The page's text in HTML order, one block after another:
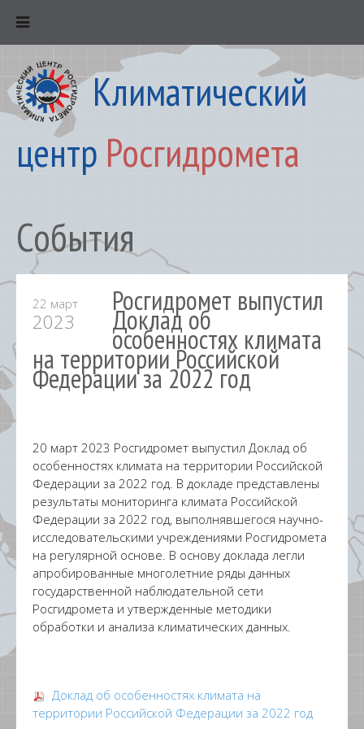
Климатический
центр Росгидромета
События
22 март
2023
Росгидромет выпустил
Доклад об
особенностях климата
на территории Российской
Федерации за 2022 год
20 март 2023 Росгидромет выпустил Доклад об
особенностях климата на территории Российской
Федерации за 2022 год. В докладе представлены
результаты мониторинга климата Российской
Федерации за 2022 год, выполнявшегося научно-
исследовательскими учреждениями Росгидромета
на регулярной основе. В основу доклада легли
апробированные многолетние ряды данных
государственной наблюдательной сети
Росгидромета и утвержденные методики
обработки и анализа климатических данных.
Доклад об особенностях климата на
территории Российской Федерации за 2022 год